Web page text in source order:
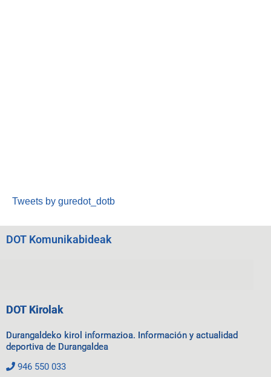
Tweets by guredot_dotb
DOT Komunikabideak
DOT Kirolak
Durangaldeko kirol informazioa. Información y actualidad
deportiva de Durangaldea
946 550 033